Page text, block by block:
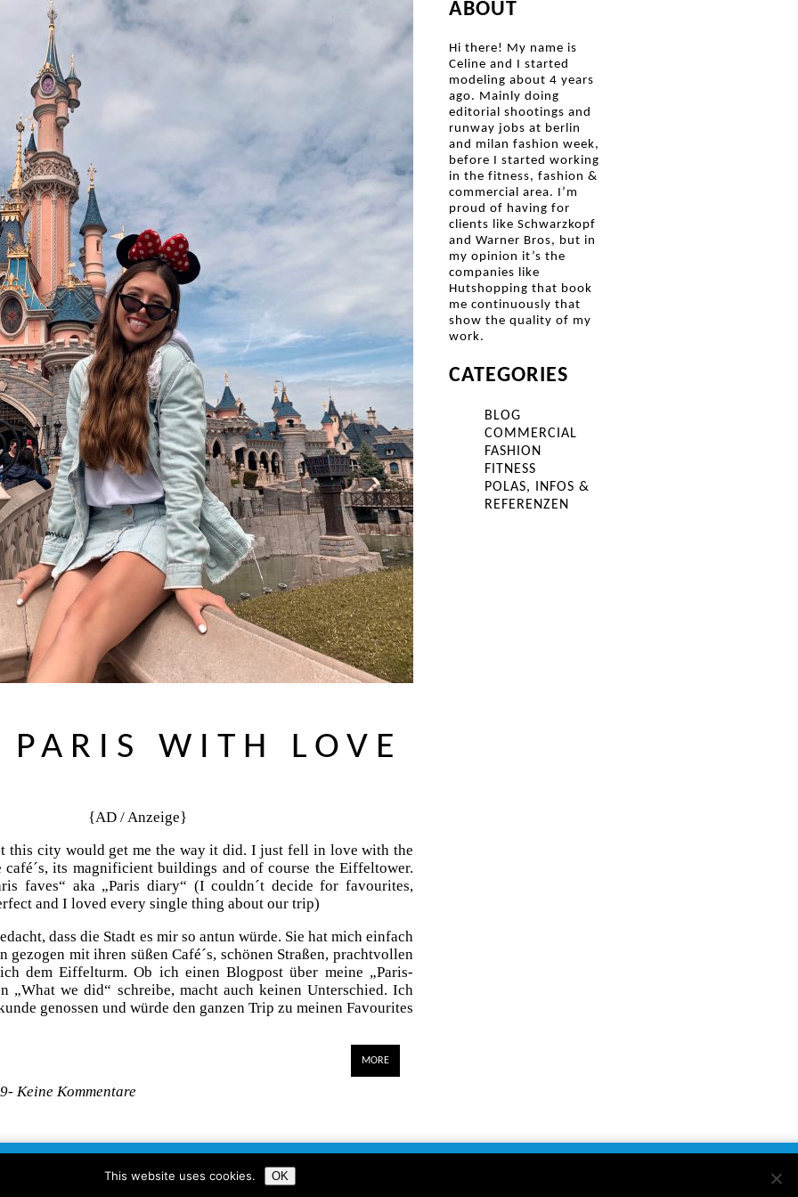
PARIS WITH LOVE
{AD / Anzeige}
this city would get me the way it did. I just fell in love with the
its magnificient buildings and of course the Eiffeltower.
faves“ aka „Paris diary“ (I couldn´t decide for favourites,
and I loved every single thing about our trip)
dass die Stadt es mir so antun würde. Sie hat mich einfach
gezogen mit ihren süßen Café´s, schönen Straßen, prachtvollen
dem Eiffelturm. Ob ich einen Blogpost über meine „Paris-
„What we did“ schreibe, macht auch keinen Unterschied. Ich
genossen und würde den ganzen Trip zu meinen Favourites
MORE
Keine Kommentare
ABOUT
Hi there! My name is
Celine and I started
modeling about 4 years
ago. Mainly doing
editorial shootings and
runway jobs at berlin
and milan fashion week,
before I started working
in the fitness, fashion &
commercial area. I’m
proud of having for
clients like Schwarzkopf
and Warner Bros, but in
my opinion it’s the
companies like
Hutshopping that book
me continuously that
show the quality of my
work.
CATEGORIES
BLOG
COMMERCIAL
FASHION
FITNESS
POLAS, INFOS &
REFERENZEN
uses google analytics. don´t wanna be tracked ?Hier klicken um dich auszutragen.
This website uses cookies. OK